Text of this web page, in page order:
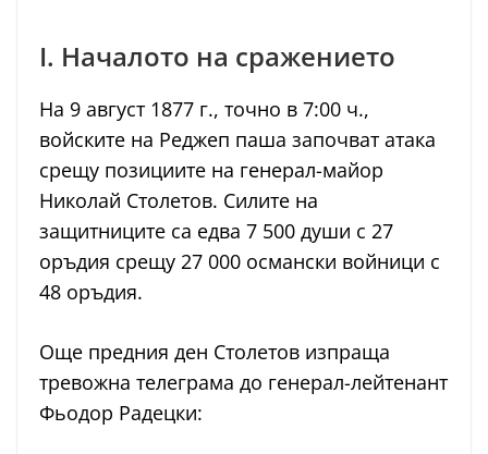
I. Началото на сражението
На 9 август 1877 г., точно в 7:00 ч.,
войските на Реджеп паша започват атака
срещу позициите на генерал-майор
Николай Столетов. Силите на
защитниците са едва 7 500 души с 27
оръдия срещу 27 000 османски войници с
48 оръдия.
Още предния ден Столетов изпраща
тревожна телеграма до генерал-лейтенант
Фьодор Радецки: